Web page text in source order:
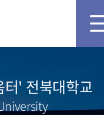
' 전북대학교